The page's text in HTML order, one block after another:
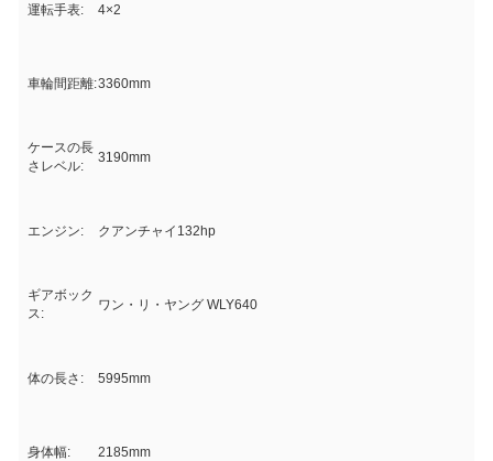
運転手表: 4×2
車輪間距離:3360mm
ケースの長
さレベル:
3190mm
エンジン: クアンチャイ132hp
ギアボック
ス:
ワン・リ・ヤング WLY640
体の長さ: 5995mm
身体幅: 2185mm